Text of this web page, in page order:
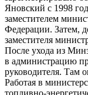
Яновский с 1998
заместителем
Федерации. Затем,
заместителя
После ухода из
в администрацию
руководителя. Там
Работая в
топливно-